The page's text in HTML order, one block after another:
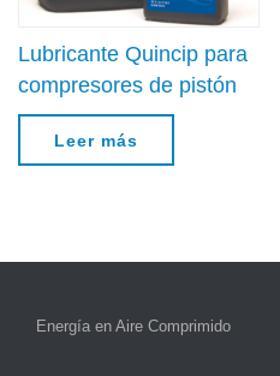
Lubricante Quincip para
compresores de pistón
Leer más
Energía en Aire Comprimido